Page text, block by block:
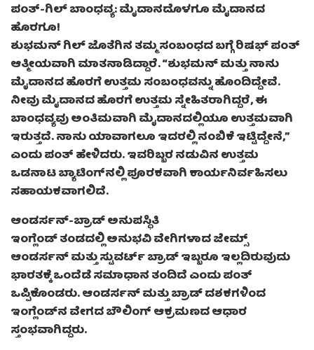
ಪಂತ್-ಗಿಲ್ ಬಾಂಧವ್ಯ: ಮೈದಾನದೊಳಗೂ ಮೈದಾನದ
ಹೊರಗೂ!
ಶುಭಮನ್ ಗಿಲ್ ಜೊತೆಗಿನ ತಮ್ಮ ಸಂಬಂಧದ ಬಗ್ಗೆ ರಿಷಭ್ ಪಂತ್
ಆತ್ಮೀಯವಾಗಿ ಮಾತನಾಡಿದ್ದಾರೆ. “ಶುಭಮನ್ ಮತ್ತು ನಾನು
ಮೈದಾನದ ಹೊರಗೆ ಉತ್ತಮ ಸಂಬಂಧವನ್ನು ಹೊಂದಿದ್ದೇವೆ.
ನೀವು ಮೈದಾನದ ಹೊರಗೆ ಉತ್ತಮ ಸ್ನೇಹಿತರಾಗಿದ್ದರೆ, ಈ
ಬಾಂಧವ್ಯವು ಅಂತಿಮವಾಗಿ ಮೈದಾನದಲ್ಲಿಯೂ ಉತ್ತಮವಾಗಿ
ಇರುತ್ತದೆ. ನಾನು ಯಾವಾಗಲೂ ಇದರಲ್ಲಿ ನಂಬಿಕೆ ಇಟ್ಟಿದ್ದೇನೆ,”
ಎಂದು ಪಂತ್ ಹೇಳಿದರು. ಇವರಿಬ್ಬರ ನಡುವಿನ ಉತ್ತಮ
ಒಡನಾಟ ಬ್ಯಾಟಿಂಗ್‌ನಲ್ಲಿ ಪೂರಕವಾಗಿ ಕಾರ್ಯನಿರ್ವಹಿಸಲು
ಸಹಾಯಕವಾಗಲಿದೆ.
ಆಂಡರ್ಸನ್-ಬ್ರಾಡ್ ಅನುಪಸ್ಥಿತಿ
ಇಂಗ್ಲೆಂಡ್ ತಂಡದಲ್ಲಿ ಅನುಭವಿ ವೇಗಿಗಳಾದ ಜೇಮ್ಸ್
ಆಂಡರ್ಸನ್ ಮತ್ತು ಸ್ಟುವರ್ಟ್ ಬ್ರಾಡ್ ಇಬ್ಬರೂ ಇಲ್ಲದಿರುವುದು
ಭಾರತಕ್ಕೆ ಒಂದೆಡೆ ಸಮಾಧಾನ ತಂದಿದೆ ಎಂದು ಪಂತ್
ಒಪ್ಪಿಕೊಂಡರು. ಆಂಡರ್ಸನ್ ಮತ್ತು ಬ್ರಾಡ್ ದಶಕಗಳಿಂದ
ಇಂಗ್ಲೆಂಡ್‌ನ ವೇಗದ ಬೌಲಿಂಗ್ ಆಕ್ರಮಣದ ಆಧಾರ
ಸ್ತಂಭವಾಗಿದ್ದರು.